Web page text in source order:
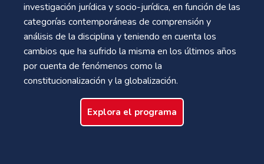
investigación jurídica y socio-jurídica, en función de las
categorías contemporáneas de comprensión y
análisis de la disciplina y teniendo en cuenta los
cambios que ha sufrido la misma en los últimos años
por cuenta de fenómenos como la
constitucionalización y la globalización.
Explora el programa